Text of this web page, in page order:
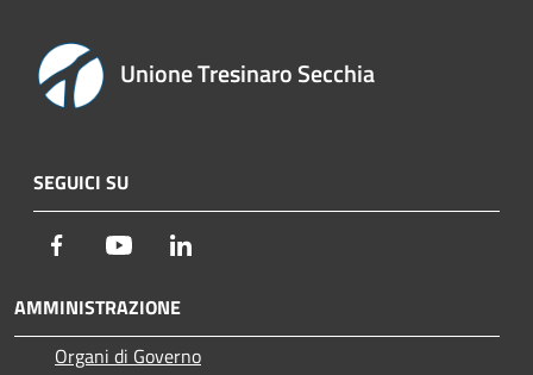
Unione Tresinaro Secchia
SEGUICI SU
Facebook Youtube
AMMINISTRAZIONE
Organi di Governo